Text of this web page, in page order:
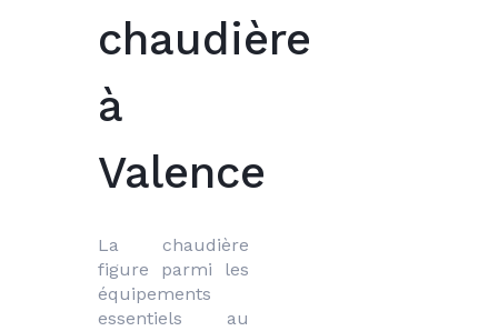
chaudière
à
Valence
La chaudière
figure parmi les
équipements
essentiels au